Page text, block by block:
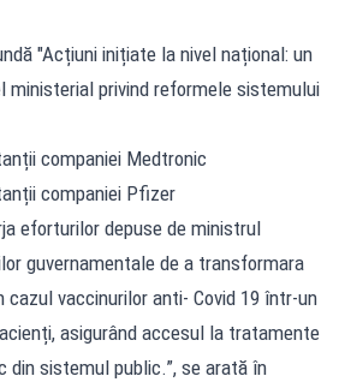
"Acțiuni inițiate la nivel național: un
ministerial privind reformele sistemului
companiei Medtronic
companiei Pfizer
eforturilor depuse de ministrul
guvernamentale de a transformara
cazul vaccinurilor anti- Covid 19 într-un
asigurând accesul la tratamente
din sistemul public.”, se arată în